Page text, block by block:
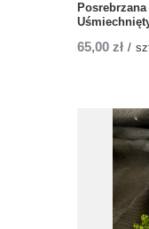
65,00 zł /